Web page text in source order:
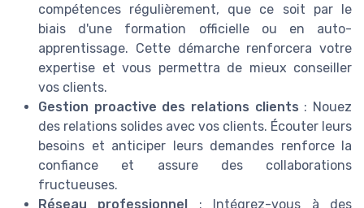
compétences régulièrement, que ce soit par le
biais d'une formation officielle ou en auto-
apprentissage. Cette démarche renforcera votre
expertise et vous permettra de mieux conseiller
vos clients.
Gestion proactive des relations clients : Nouez
des relations solides avec vos clients. Écouter leurs
besoins et anticiper leurs demandes renforce la
confiance et assure des collaborations
fructueuses.
Réseau professionnel : Intégrez-vous à des